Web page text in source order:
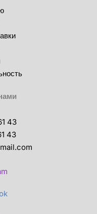
43
43